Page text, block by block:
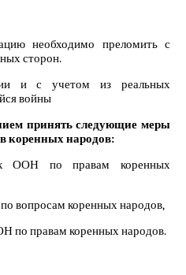
необходимо преломить с
сторон.
и с учетом из реальных
войны
принять следующие меры
коренных народов:
ООН по правам коренных
вопросам коренных народов,
по правам коренных народов.